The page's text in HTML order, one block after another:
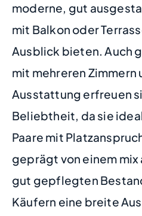
moderne, gut
mit Balkon oder
Ausblick bieten. Auch
mit mehreren
Ausstattung erfreuen
Beliebtheit, da sie
Paare mit
geprägt von einem mix
gut gepflegten
Käufern eine breite